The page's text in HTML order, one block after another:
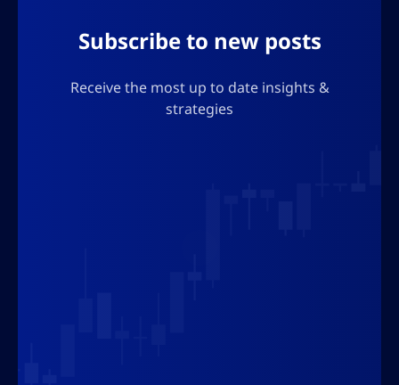
formatet.
Subscribe to new posts
Receive the most up to date insights &
strategies